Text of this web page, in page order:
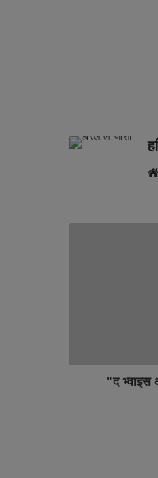
"द भ्वाइस